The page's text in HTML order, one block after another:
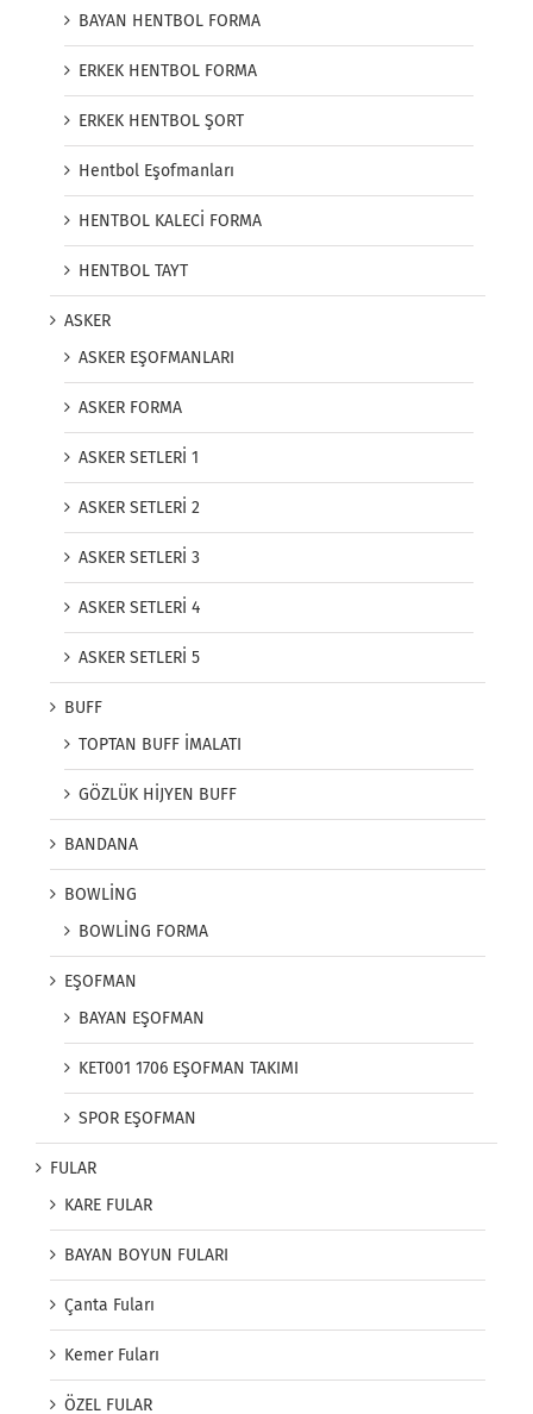
BAYAN HENTBOL FORMA
ERKEK HENTBOL FORMA
ERKEK HENTBOL ŞORT
Hentbol Eşofmanları
HENTBOL KALECİ FORMA
HENTBOL TAYT
ASKER
ASKER EŞOFMANLARI
ASKER FORMA
ASKER SETLERİ 1
ASKER SETLERİ 2
ASKER SETLERİ 3
ASKER SETLERİ 4
ASKER SETLERİ 5
BUFF
TOPTAN BUFF İMALATI
GÖZLÜK HİJYEN BUFF
BANDANA
BOWLİNG
BOWLİNG FORMA
EŞOFMAN
BAYAN EŞOFMAN
KET001 1706 EŞOFMAN TAKIMI
SPOR EŞOFMAN
FULAR
KARE FULAR
BAYAN BOYUN FULARI
Çanta Fuları
Kemer Fuları
ÖZEL FULAR